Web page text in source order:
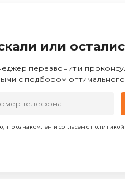
или
перезвонит и
с подбором
что ознакомлен и согласен с